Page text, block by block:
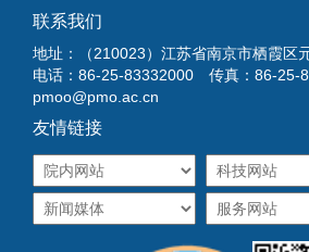
联系我们
地址：（210023）江苏省南京市栖霞区
电话：86-25-83332000 传真：86-25-
pmoo@pmo.ac.cn
友情链接